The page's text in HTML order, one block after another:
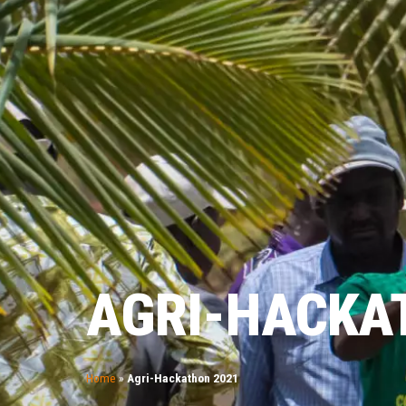
AGRI-
Home»Agri-Hackathon 2021